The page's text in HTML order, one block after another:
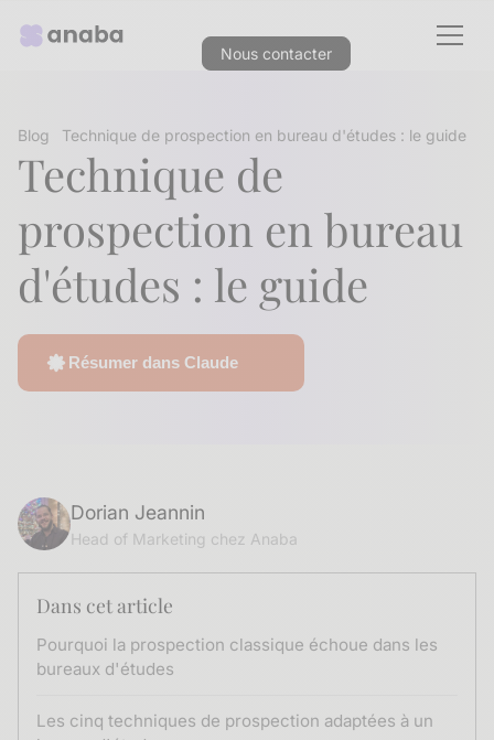
Nous contacter
Blog Technique de prospection en bureau d'études : le guide
Technique de
prospection en bureau
d'études : le guide
Résumer dans Claude
Dorian Jeannin
Head of Marketing chez Anaba
Dans cet article
Pourquoi la prospection classique échoue dans les
bureaux d'études
Les cinq techniques de prospection adaptées à un